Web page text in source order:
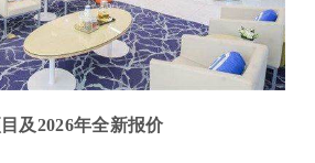
及2026年全新报价